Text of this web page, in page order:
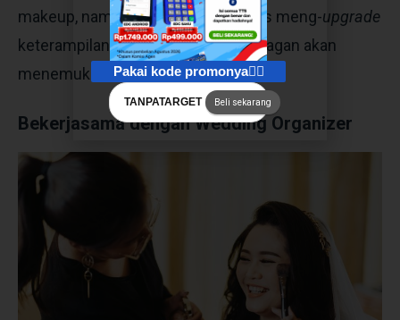
makeup, namun kalau Juragan terus meng-upgrade
keterampilan, maka lambat laun Juragan akan
menemukan ciri khas yang sesuai.
Bekerjasama dengan Wedding Organizer
Pakai kode promonya👇🏻
TANPATARGET Beli sekarang